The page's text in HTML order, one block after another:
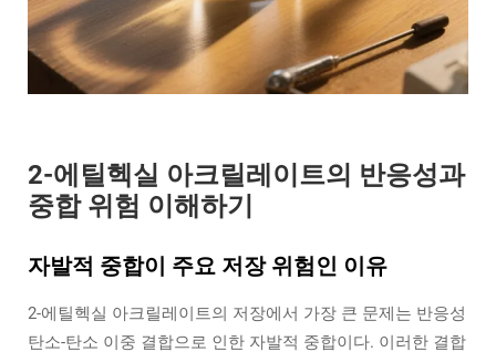
2-에틸헥실 아크릴레이트의 반응성과
중합 위험 이해하기
자발적 중합이 주요 저장 위험인 이유
2-에틸헥실 아크릴레이트의 저장에서 가장 큰 문제는 반응성
탄소-탄소 이중 결합으로 인한 자발적 중합이다. 이러한 결합